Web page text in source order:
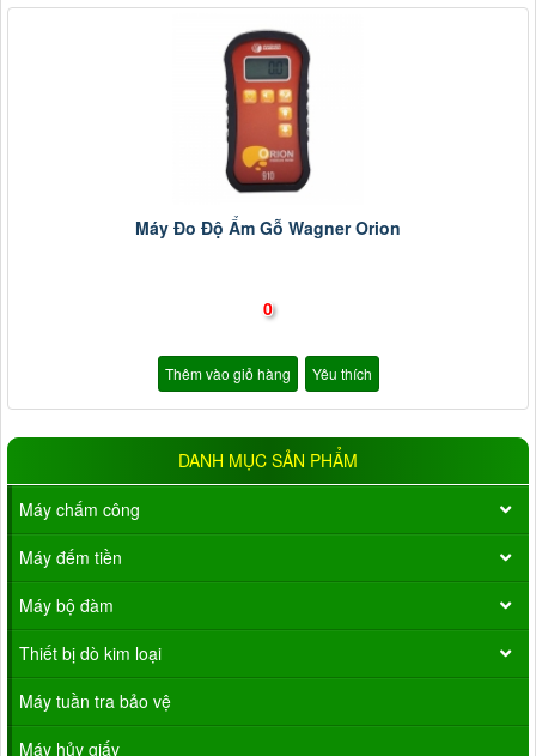
Máy Đo Độ Ẩm Gỗ Wagner Orion
0
Thêm vào giỏ hàng Yêu thích
DANH MỤC SẢN PHẨM
Máy chấm công
Máy đếm tiền
Máy bộ đàm
Thiết bị dò kim loại
Máy tuần tra bảo vệ
Máy hủy giấy